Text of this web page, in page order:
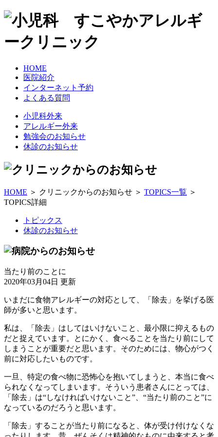
HOME
医院紹介
インターネット予約
よくある質問
小児科外来
アレルギー外来
勉強会のお知らせ
休診のお知らせ
HOME ＞ クリニックからのお知らせ ＞ TOPICS一覧 ＞
TOPICS詳細
トピックス
休診のお知らせ
当たり前のことに
2020年03月04日 更新
いまだに食物アレルギーの対応として、「除去」を挙げる医
師が多いと思います。
私は、「除去」はしてはいけないこと、最小限に抑えるもの
だと捉えています。とにかく、食べることを当たり前にして
しまうことが重要だと思います。そのためには、物心がつく
前に対応したいものです。
一旦、特定の食べ物に恐怖心を抱いてしまうと、本当に食べ
られなくなってしまいます。そういう患者さんにとっては、
「除去」は“しなければいけないこと”、“当たり前のこと”に
なっているのだろうと思います。
「除去」することが当たり前になると、体が受け付けなくな